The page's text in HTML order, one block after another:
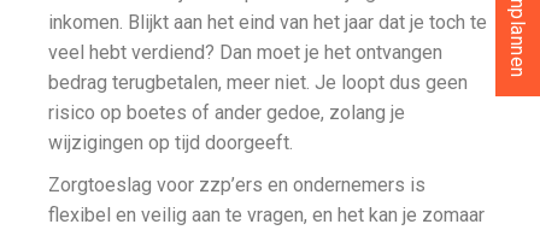
inkomen. Blijkt aan het eind van het jaar dat je toch te
veel hebt verdiend? Dan moet je het ontvangen
bedrag terugbetalen, meer niet. Je loopt dus geen
risico op boetes of ander gedoe, zolang je
wijzigingen op tijd doorgeeft.
Zorgtoeslag voor zzp’ers en ondernemers is
flexibel en veilig aan te vragen, en het kan je zomaar